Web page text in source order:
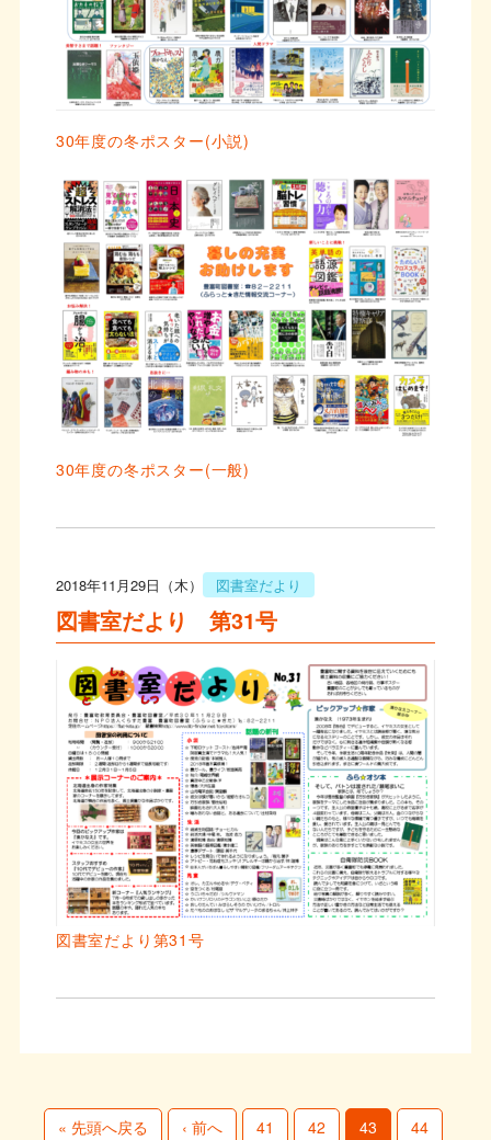
30年度の冬ポスター(小説)
30年度の冬ポスター(一般)
2018年11月29日（木） 図書室だより
図書室だより 第31号
図書室だより第31号
« 先頭へ戻る ‹ 前へ 41 42 43
44